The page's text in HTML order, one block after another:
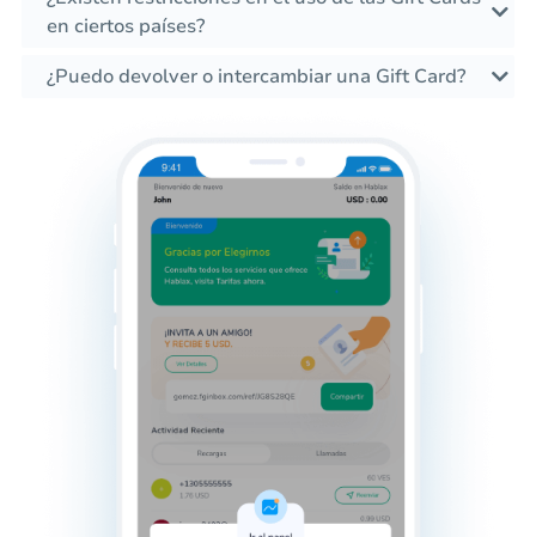
en ciertos países?
¿Puedo devolver o intercambiar una Gift Card?